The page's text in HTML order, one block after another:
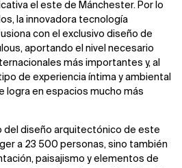
el este de Mánchester. Por lo
la innovadora tecnología
con el exclusivo diseño de
aportando el nivel necesario
más importantes y, al
de experiencia íntima y ambiental
logra en espacios mucho más
del diseño arquitectónico de este
a 23 500 personas, sino también
paisajismo y elementos de